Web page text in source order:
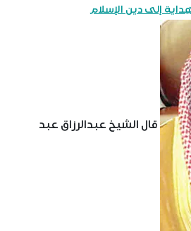
إلى دين الإسلام
قال الشيخ عبدالرزاق عبد